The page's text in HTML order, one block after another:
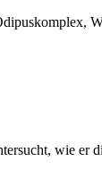
wie er